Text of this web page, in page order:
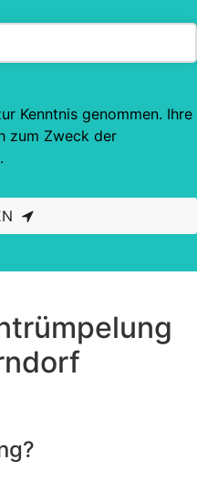
Kenntnis genommen. Ihre
zum Zweck der